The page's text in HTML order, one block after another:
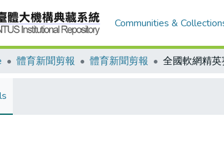
Communities &
體育新聞剪報 體育新聞剪報